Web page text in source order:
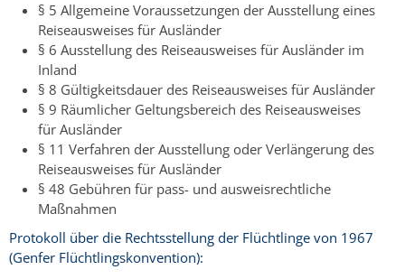
§ 5 Allgemeine Voraussetzungen der Ausstellung eines
Reiseausweises für Ausländer
§ 6 Ausstellung des Reiseausweises für Ausländer im
Inland
§ 8 Gültigkeitsdauer des Reiseausweises für Ausländer
§ 9 Räumlicher Geltungsbereich des Reiseausweises
für Ausländer
§ 11 Verfahren der Ausstellung oder Verlängerung des
Reiseausweises für Ausländer
§ 48 Gebühren für pass- und ausweisrechtliche
Maßnahmen
Protokoll über die Rechtsstellung der Flüchtlinge von 1967
(Genfer Flüchtlingskonvention):